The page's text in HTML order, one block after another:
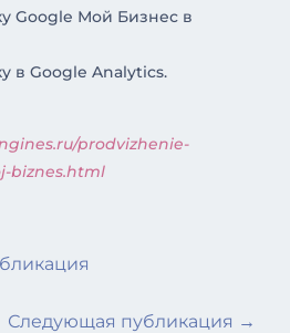
Google Мой Бизнес в
в Google Analytics.
prodvizhenie-
biznes.html
Следующая публикация →